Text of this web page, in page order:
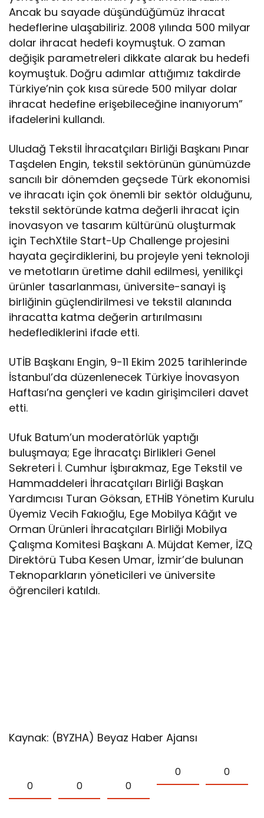
Ancak bu sayade düşündüğümüz ihracat
hedeflerine ulaşabiliriz. 2008 yılında 500 milyar
dolar ihracat hedefi koymuştuk. O zaman
değişik parametreleri dikkate alarak bu hedefi
koymuştuk. Doğru adımlar attığımız takdirde
Türkiye’nin çok kısa sürede 500 milyar dolar
ihracat hedefine erişebileceğine inanıyorum”
ifadelerini kullandı.
Uludağ Tekstil İhracatçıları Birliği Başkanı Pınar
Taşdelen Engin, tekstil sektörünün günümüzde
sancılı bir dönemden geçsede Türk ekonomisi
ve ihracatı için çok önemli bir sektör olduğunu,
tekstil sektöründe katma değerli ihracat için
inovasyon ve tasarım kültürünü oluşturmak
için TechXtile Start-Up Challenge projesini
hayata geçirdiklerini, bu projeyle yeni teknoloji
ve metotların üretime dahil edilmesi, yenilikçi
ürünler tasarlanması, üniversite-sanayi iş
birliğinin güçlendirilmesi ve tekstil alanında
ihracatta katma değerin artırılmasını
hedeflediklerini ifade etti.
UTİB Başkanı Engin, 9-11 Ekim 2025 tarihlerinde
İstanbul’da düzenlenecek Türkiye İnovasyon
Haftası’na gençleri ve kadın girişimcileri davet
etti.
Ufuk Batum’un moderatörlük yaptığı
buluşmaya; Ege İhracatçı Birlikleri Genel
Sekreteri İ. Cumhur İşbırakmaz, Ege Tekstil ve
Hammaddeleri İhracatçıları Birliği Başkan
Yardımcısı Turan Göksan, ETHİB Yönetim Kurulu
Üyemiz Vecih Fakıoğlu, Ege Mobilya Kâğıt ve
Orman Ürünleri İhracatçıları Birliği Mobilya
Çalışma Komitesi Başkanı A. Müjdat Kemer, İZQ
Direktörü Tuba Kesen Umar, İzmir’de bulunan
Teknoparkların yöneticileri ve üniversite
öğrencileri katıldı.
Kaynak: (BYZHA) Beyaz Haber Ajansı
0 0 0
0 0